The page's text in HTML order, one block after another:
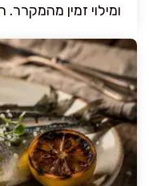
ומילוי זמין